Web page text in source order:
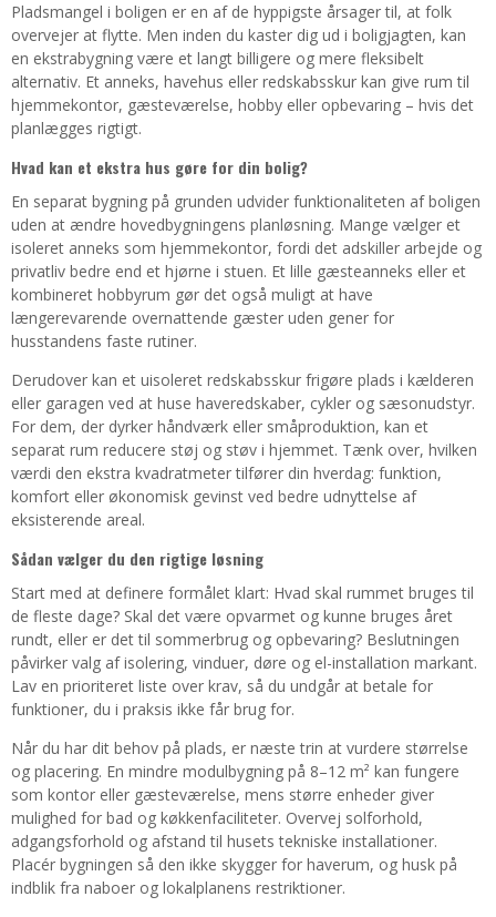
Pladsmangel i boligen er en af de hyppigste årsager til, at folk
overvejer at flytte. Men inden du kaster dig ud i boligjagten, kan
en ekstrabygning være et langt billigere og mere fleksibelt
alternativ. Et anneks, havehus eller redskabsskur kan give rum til
hjemmekontor, gæsteværelse, hobby eller opbevaring – hvis det
planlægges rigtigt.
Hvad kan et ekstra hus gøre for din bolig?
En separat bygning på grunden udvider funktionaliteten af boligen
uden at ændre hovedbygningens planløsning. Mange vælger et
isoleret anneks som hjemmekontor, fordi det adskiller arbejde og
privatliv bedre end et hjørne i stuen. Et lille gæsteanneks eller et
kombineret hobbyrum gør det også muligt at have
længerevarende overnattende gæster uden gener for
husstandens faste rutiner.
Derudover kan et uisoleret redskabsskur frigøre plads i kælderen
eller garagen ved at huse haveredskaber, cykler og sæsonudstyr.
For dem, der dyrker håndværk eller småproduktion, kan et
separat rum reducere støj og støv i hjemmet. Tænk over, hvilken
værdi den ekstra kvadratmeter tilfører din hverdag: funktion,
komfort eller økonomisk gevinst ved bedre udnyttelse af
eksisterende areal.
Sådan vælger du den rigtige løsning
Start med at definere formålet klart: Hvad skal rummet bruges til
de fleste dage? Skal det være opvarmet og kunne bruges året
rundt, eller er det til sommerbrug og opbevaring? Beslutningen
påvirker valg af isolering, vinduer, døre og el-installation markant.
Lav en prioriteret liste over krav, så du undgår at betale for
funktioner, du i praksis ikke får brug for.
Når du har dit behov på plads, er næste trin at vurdere størrelse
og placering. En mindre modulbygning på 8–12 m² kan fungere
som kontor eller gæsteværelse, mens større enheder giver
mulighed for bad og køkkenfaciliteter. Overvej solforhold,
adgangsforhold og afstand til husets tekniske installationer.
Placér bygningen så den ikke skygger for haverum, og husk på
indblik fra naboer og lokalplanens restriktioner.